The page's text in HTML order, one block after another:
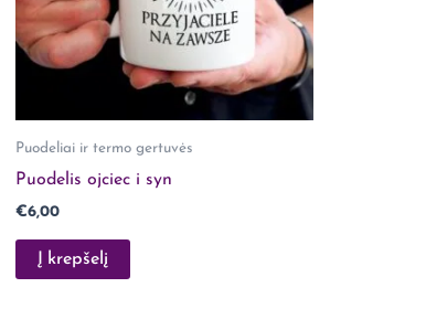
Puodeliai ir termo gertuvės
Puodelis ojciec i syn
€6,00
Į krepšelį